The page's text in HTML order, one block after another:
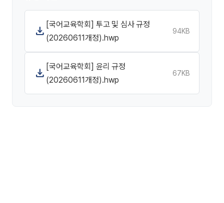
download [국어교육학회] 투고 및 심사 규정
(20260611개정).hwp
94KB
download [국어교육학회] 윤리 규정
(20260611개정).hwp
67KB